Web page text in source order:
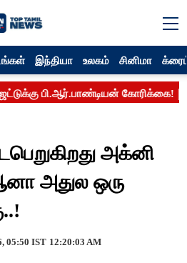
இந்தியா உலகம் சினிமா
அக்னி
அதுல ஒரு
05:50 IST 12:20:03 AM